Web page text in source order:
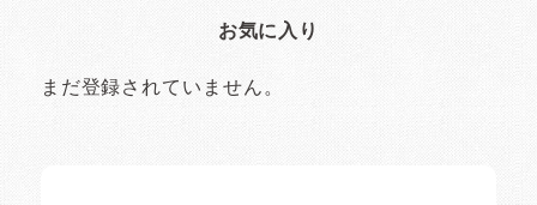
お気に入り
まだ登録されていません。